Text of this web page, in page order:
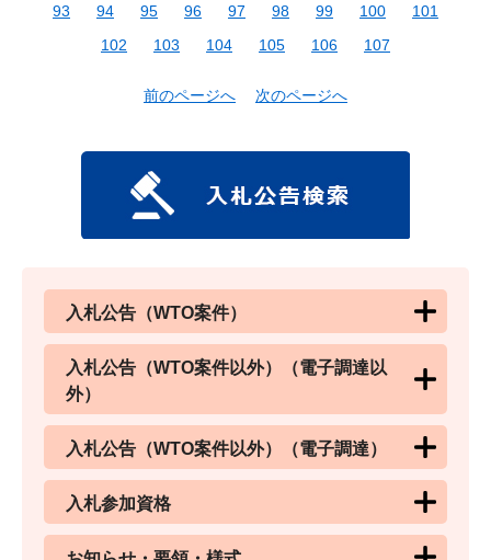
93
94 95 96 97 98 99 100
101
102
103 104 105 106 107
前のページへ 次のページへ
入札公告（WTO案件）
入札公告（WTO案件以外）（電子調達以
外）
入札公告（WTO案件以外）（電子調達）
入札参加資格